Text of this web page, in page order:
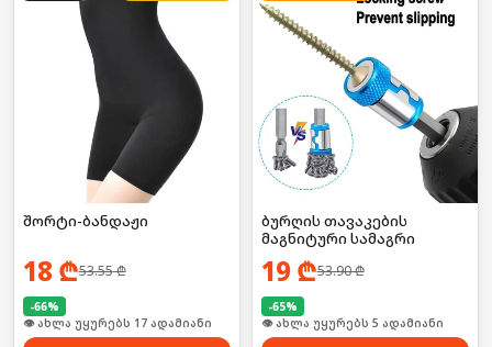
შორტი-ბანდაჟი
18 ₾53.55₾
-66%
🛒 ბოლო 24სთ-ში იყიდა 26-მა
ბურღის თავაკების
მაგნიტური სამაგრი
19 ₾53.90₾
-65%
🛒 ბოლო 24სთ-ში იყიდა 7-მა